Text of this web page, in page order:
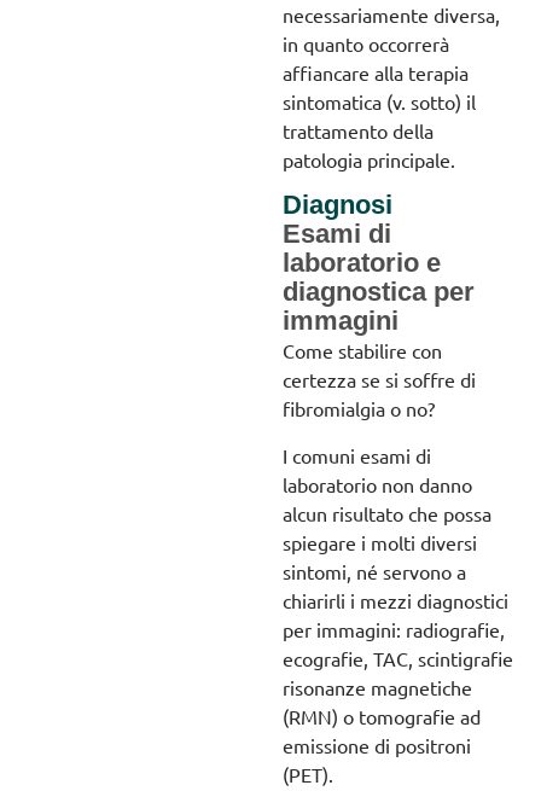
necessariamente diversa,
in quanto occorrerà
affiancare alla terapia
sintomatica (v. sotto) il
trattamento della
patologia principale.
Diagnosi
Esami di
laboratorio e
diagnostica per
immagini
Come stabilire con
certezza se si soffre di
fibromialgia o no?
I comuni esami di
laboratorio non danno
alcun risultato che possa
spiegare i molti diversi
sintomi, né servono a
chiarirli i mezzi diagnostici
per immagini: radiografie,
ecografie, TAC, scintigrafie
risonanze magnetiche
(RMN) o tomografie ad
emissione di positroni
(PET).